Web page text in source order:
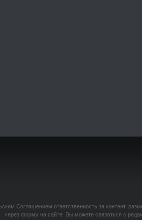
Соглашением ответственность за контент,
через форму на сайте. Вы можете связаться с